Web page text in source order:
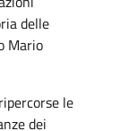
delle
Mario
le
dei